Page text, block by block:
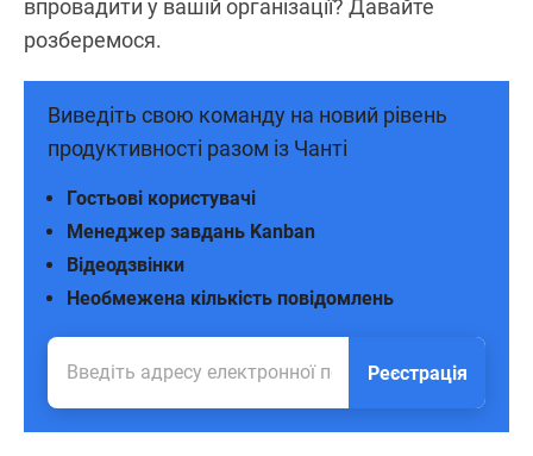
впровадити у вашій організації? Давайте
розберемося.
Виведіть свою команду на новий рівень
продуктивності разом із Чанті
Необмежена кількість повідомлень
Відеодзвінки
Менеджер завдань Kanban
Гостьові користувачі
Реєстрація